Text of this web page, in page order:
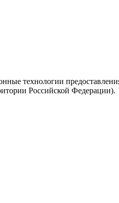
технологии
Российской Федерации).